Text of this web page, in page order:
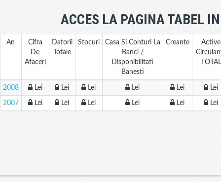
ACCES LA PAGINA TABEL
An
Cifra
De
Afaceri
Datorii
Totale
Stocuri
Casa Si Conturi La
Banci /
Disponibilitati
Banesti
Creante
Active
TOTAL
2008 Lei Lei Lei Lei Lei Lei
2007 Lei Lei Lei Lei Lei Lei